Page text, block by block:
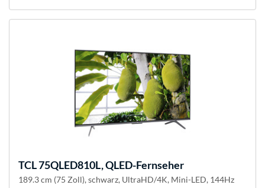
TCL75QLED810L, QLED-Fernseher
189.3 cm (75 Zoll), schwarz, UltraHD/4K, Mini-LED, 144Hz